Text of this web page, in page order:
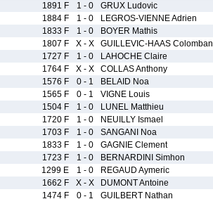
1891 F 1 - 0 GRUX Ludovic
1884 F 1 - 0 LEGROS-VIENNE Adrien
1833 F 1 - 0 BOYER Mathis
1807 F X - X GUILLEVIC-HAAS Colomban
1727 F 1 - 0 LAHOCHE Claire
1764 F X - X COLLAS Anthony
1576 F 0 - 1 BELAID Noa
1565 F 0 - 1 VIGNE Louis
1504 F 1 - 0 LUNEL Matthieu
1720 F 1 - 0 NEUILLY Ismael
1703 F 1 - 0 SANGANI Noa
1833 F 1 - 0 GAGNIE Clement
1723 F 1 - 0 BERNARDINI Simhon
1299 E 1 - 0 REGAUD Aymeric
1662 F X - X DUMONT Antoine
1474 F 0 - 1 GUILBERT Nathan